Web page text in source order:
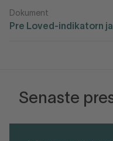
Dokument
Pre Loved-indikatorn
Senaste